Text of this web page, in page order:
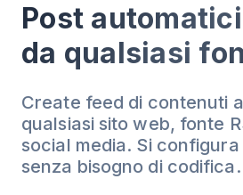
Post
da qualsiasi
Create feed di contenuti
qualsiasi sito web, fonte
social media. Si
senza bisogno di codifica.